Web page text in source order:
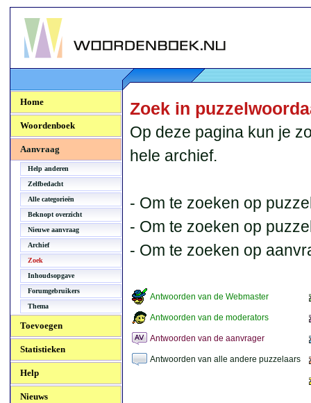
Woordenboek.NU
Home
Woordenboek
Aanvraag
Help anderen
Zelfbedacht
Alle categorieën
Beknopt overzicht
Nieuwe aanvraag
Archief
Zoek
Inhoudsopgave
Forumgebruikers
Thema
Toevoegen
Statistieken
Help
Nieuws
Zoek in
Op deze pagina kun je
hele archief.
- Om te zoeken op
- Om te zoeken op
- Om te zoeken op
Antwoorden van de Webmaster
Antwoorden van de moderators
Antwoorden van de aanvrager
Antwoorden van alle andere puzzelaars